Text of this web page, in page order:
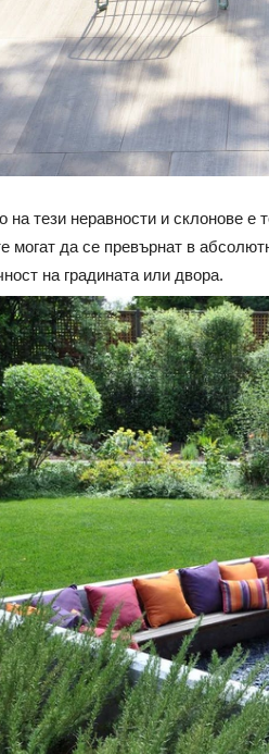
на тези неравности и склонове е
могат да се превърнат в
на градината или двора.